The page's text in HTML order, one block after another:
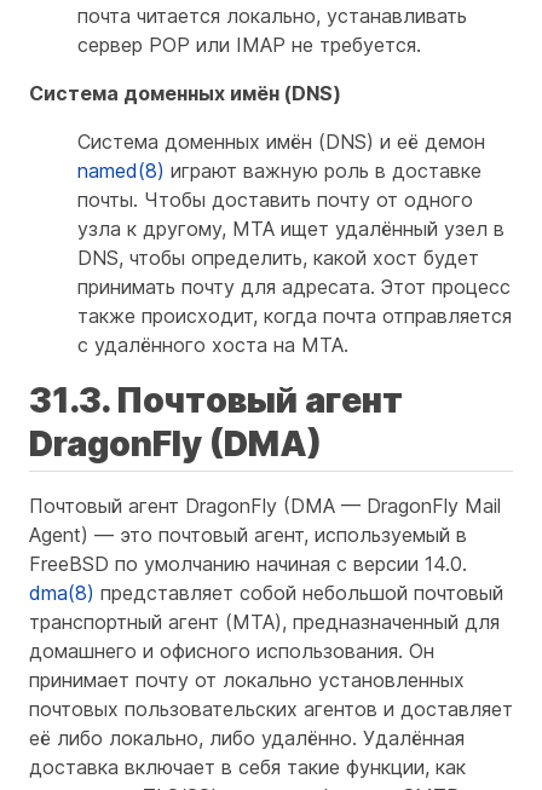
почта читается локально, устанавливать
сервер POP или IMAP не требуется.
Система доменных имён (DNS)
Система доменных имён (DNS) и её демон
named(8) играют важную роль в доставке
почты. Чтобы доставить почту от одного
узла к другому, MTA ищет удалённый узел в
DNS, чтобы определить, какой хост будет
принимать почту для адресата. Этот процесс
также происходит, когда почта отправляется
с удалённого хоста на MTA.
31.3. Почтовый агент
DragonFly (DMA)
Почтовый агент DragonFly (DMA — DragonFly Mail
Agent) — это почтовый агент, используемый в
FreeBSD по умолчанию начиная с версии 14.0.
dma(8) представляет собой небольшой почтовый
транспортный агент (MTA), предназначенный для
домашнего и офисного использования. Он
принимает почту от локально установленных
почтовых пользовательских агентов и доставляет
её либо локально, либо удалённо. Удалённая
доставка включает в себя такие функции, как